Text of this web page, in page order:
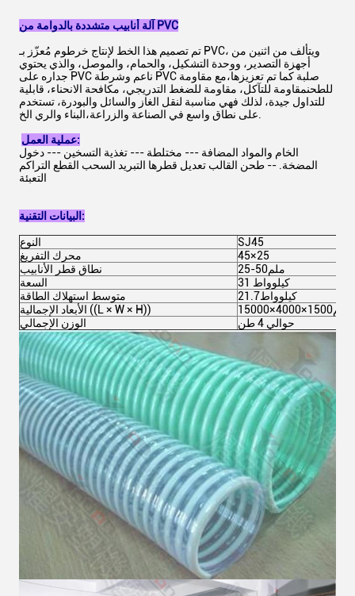
آلة أنابيب متشددة بالدوامة من PVC
تم تصميم هذا الخط لإنتاج خرطوم مُعزّز بـ PVC، ويتألف من اثنين من
أجهزة التصدير، ووحدة التشكيل، والحمام، والموصل، والذي يحتوي
جداره على PVC ناعم وشرطة PVC صلبة كما تم تعزيزها،مع مقاومة
للطحنمقاومة للتآكل، مقاومة للضغط التدريجي، مكافحة الانحناء، قابلية
للتداول جيدة، لذلك فهي مناسبة لنقل الغاز والسائل والبودرة، تستخدم
على نطاق واسع في الصناعة والزراعة،البناء والري الخ.
عملية العمل:
الخام والمواد المضافة --- مختلطة --- تغذية التسخين --- دخول
المضخة. -- طحن القالب تعديل قطرها التبريد السحب القطع التراكم
التعبئة
البيانات التقنية:
النوع
SJ45
محرك التفريغ
45×25
نطاق قطر الأنابيب
25-50ملم
السعة
31 كيلوواط
متوسط استهلاك الطاقة
21.7كيلوواط
الأبعاد الإجمالية ((L × W × H))
15000×4000×1500ملم
الوزن الإجمالي
حوالي 4 طن